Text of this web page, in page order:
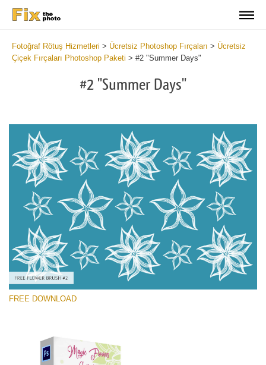
Fotoğraf Rötuş Hizmetleri > Ücretsiz Photoshop Fırçaları > Ücretsiz
Çiçek Fırçaları Photoshop Paketi > #2 "Summer Days"
#2 "Summer Days"
Lütfen seçin
FREE DOWNLOAD